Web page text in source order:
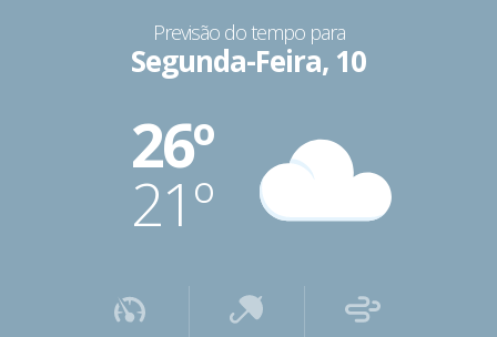
Previsão do tempo para
Segunda-Feira, 10
26º
21º